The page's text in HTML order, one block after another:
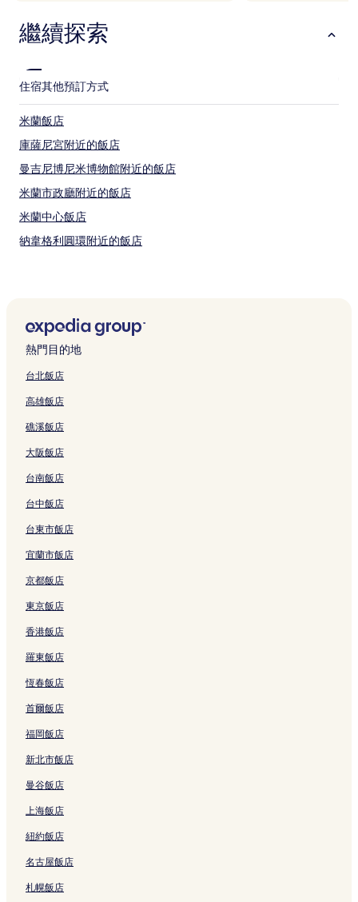
件
所
到
的
價
格。
價
格
和
供
應
情
況
可
能
動，
可
能
到
其
他
條
限
繼續探索
住宿其他預訂方式
米蘭飯店
庫薩尼宮附近的飯店
曼吉尼博尼米博物館附近的飯店
米蘭市政廳附近的飯店
米蘭中心飯店
納韋格利圓環附近的飯店
司法宮電車站附近的飯店
布雷拉飯店
朱萊孔蘇爾提宮殿附近的飯店
聖若瑟堂附近的飯店
科爾杜西奧廣場附近的飯店
聖羅倫佐石柱附近的飯店
倫巴第飯店
馬真塔大道 - 尼羅內街電車站附近的飯店
塞爾貝洛尼宮殿附近的飯店
威爾姆劇院附近的飯店
博羅梅奧達達宮附近的飯店
巴格帝瓦塞奇博物館附近的飯店
維拉斯加塔附近的飯店
盎博羅削圖書館附近的飯店
Via Torino Via S. Maria Valle 電車站附近的飯店
主教堂 M1 M3 電車站附近的飯店
托利諾大街 4 星級飯店
托利諾大街 5 星級飯店
蒙特拿破崙大街 4 星級飯店
熱門目的地
台北飯店
高雄飯店
礁溪飯店
大阪飯店
台南飯店
台中飯店
台東市飯店
宜蘭市飯店
京都飯店
東京飯店
香港飯店
羅東飯店
恆春飯店
首爾飯店
福岡飯店
新北市飯店
曼谷飯店
上海飯店
紐約飯店
名古屋飯店
札幌飯店